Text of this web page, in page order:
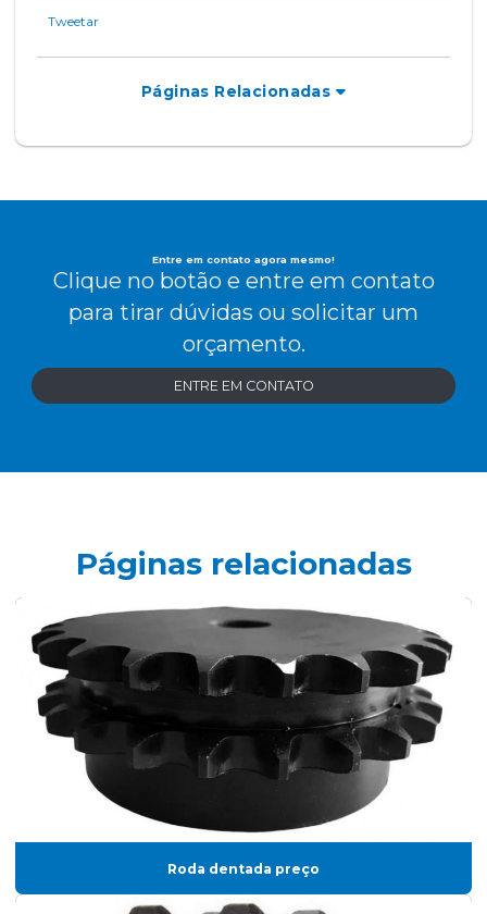
Tweetar
Páginas Relacionadas
Entre em contato agora mesmo!
Clique no botão e entre em contato
para tirar dúvidas ou solicitar um
orçamento.
ENTRE EM CONTATO
Páginas relacionadas
Roda dentada preço